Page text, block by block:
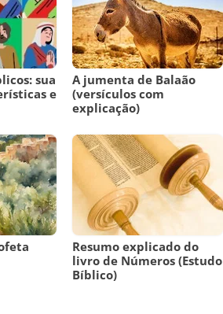
sua
e
A jumenta de Balaão
(versículos com
explicação)
Resumo explicado do
livro de Números (Estudo
Bíblico)